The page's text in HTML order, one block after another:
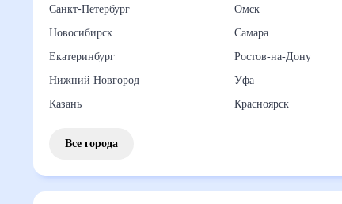
Санкт-Петербург
Новосибирск
Екатеринбург
Нижний Новгород
Казань
Омск
Самара
Ростов-на-Дону
Уфа
Красноярск
Все города